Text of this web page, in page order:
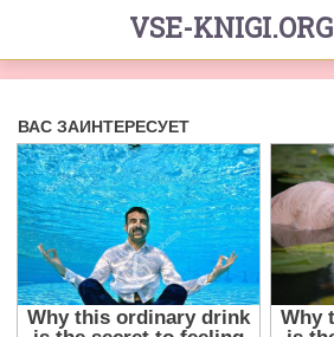
VSE-KNIGI.ORG